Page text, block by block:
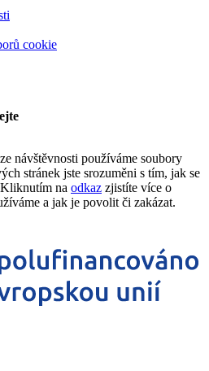
cookie
návštěvnosti používáme soubory
stránek jste srozuměni s tím, jak se
na odkaz zjistíte více o
a jak je povolit či zakázat.